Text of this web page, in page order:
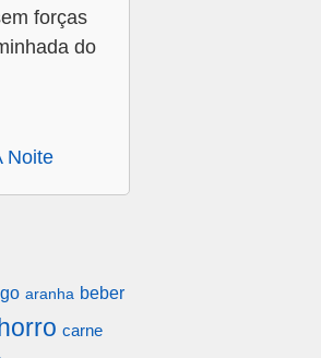
forças
do
Noite
aranha beber
carne